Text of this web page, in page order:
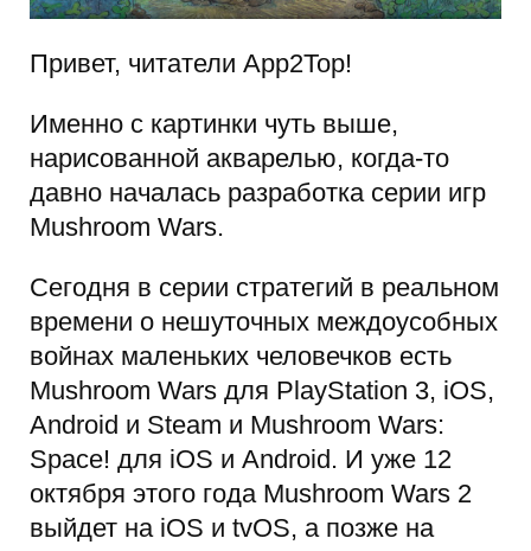
Привет, читатели App2Top!
Именно с картинки чуть выше,
нарисованной акварелью, когда-то
давно началась разработка серии игр
Mushroom Wars.
Сегодня в серии стратегий в реальном
времени о нешуточных междоусобных
войнах маленьких человечков есть
Mushroom Wars для PlayStation 3, iOS,
Android и Steam и Mushroom Wars:
Space! для iOS и Android. И уже 12
октября этого года Mushroom Wars 2
выйдет на iOS и tvOS, а позже на